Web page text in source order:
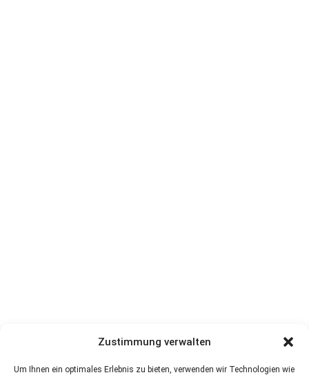
Zustimmung verwalten
Um Ihnen ein optimales Erlebnis zu bieten, verwenden wir Technologien wie